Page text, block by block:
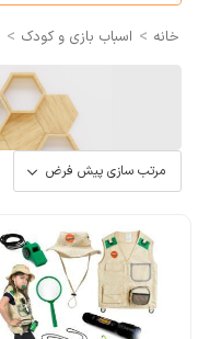
خانه > اسباب بازی و کودک >